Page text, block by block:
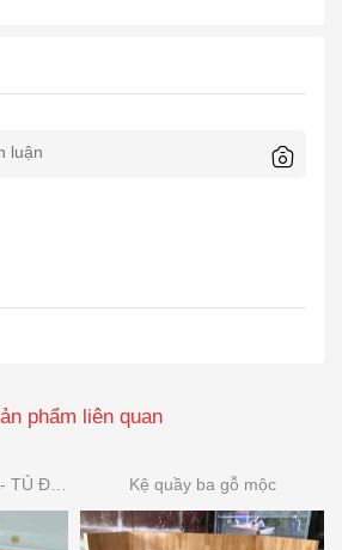
phẩm liên quan
Kệ quầy ba gỗ mộc